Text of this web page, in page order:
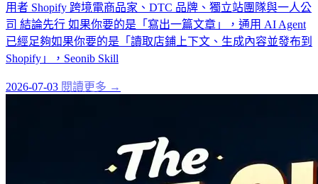
用者 Shopify 跨境電商品家、DTC 品牌、獨立站團隊與一人公
司 結論先行 如果你要的是「寫出一篇文章」，通用 AI Agent
已經足夠如果你要的是「讀取店鋪上下文、生成內容並發布到
Shopify」，Seonib Skill
2026-07-03 閱讀更多 →